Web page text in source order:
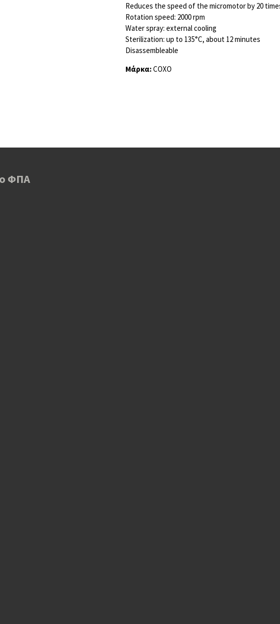
Reduces the speed of the micromotor by 20
Rotation speed: 2000 rpm
Water spray: external cooling
Sterilization: up to 135°C, about 12 minutes
Disassembleable
Μάρκα:COXO
ο ΦΠΑ